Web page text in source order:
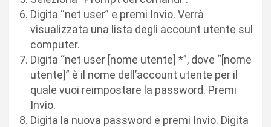
Digita “net user” e premi Invio. Verrà
visualizzata una lista degli account utente sul
computer.
Digita “net user [nome utente] *”, dove “[nome
utente]” è il nome dell’account utente per il
quale vuoi reimpostare la password. Premi
Invio.
Digita la nuova password e premi Invio. Digita